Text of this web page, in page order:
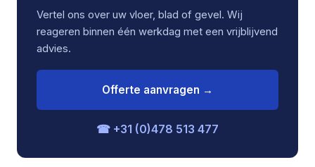
Vertel ons over uw vloer, blad of gevel. Wij
reageren binnen één werkdag met een vrijblijvend
advies.
Offerte aanvragen →
☎ +31 (0)478 513 477